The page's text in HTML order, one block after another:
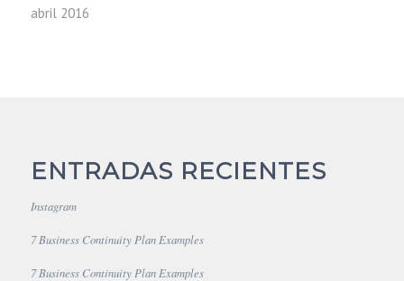
abril 2016
ENTRADAS RECIENTES
Instagram
7 Business Continuity Plan Examples
7 Business Continuity Plan Examples